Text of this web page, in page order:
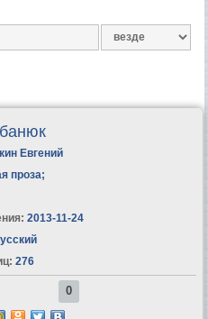
Евгений
проза;
2013-11-24
276
0